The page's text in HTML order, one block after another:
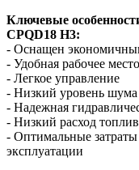
Ключевые
CPQD18 H3:
- Оснащен
- Удобная рабочее
- Легкое управление
- Низкий уровень шума
- Надежная
- Низкий расход
- Оптимальные
эксплуатации